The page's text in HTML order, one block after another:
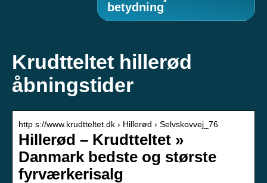
betydning
Krudtteltet hillerød
åbningstider
http s://www.krudtteltet.dk › Hillerød › Selvskovvej_76
Hillerød – Krudtteltet »
Danmark bedste og største
fyrværkerisalg